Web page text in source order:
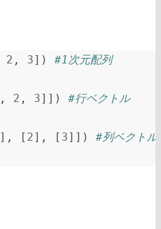
2 , 3])
#1次元配列
, 2 , 3]])
#行ベクトル
], [ 2], [ 3]])
#列ベクトル